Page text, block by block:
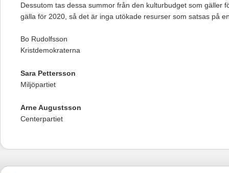
Dessutom tas dessa summor från den kulturbudget som gäller
gälla för 2020, så det är inga utökade resurser som satsas på
Bo Rudolfsson
Kristdemokraterna
Sara Pettersson
Miljöpartiet
Arne Augustsson
Centerpartiet